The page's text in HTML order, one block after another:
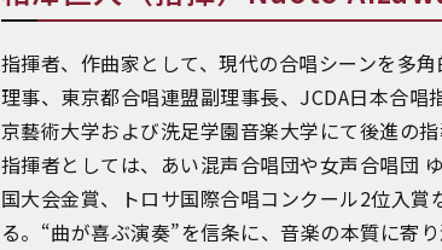
指揮者、作曲家として、現代の合唱シーンを多
理事、東京都合唱連盟副理事長、JCDA日本合
京藝術大学および洗足学園音楽大学にて後進の指
指揮者としては、あい混声合唱団や女声合唱団
国大会金賞、トロサ国際合唱コンクール2位入
る。“曲が喜ぶ演奏”を信条に、音楽の本質に寄